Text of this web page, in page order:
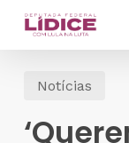
Skip
contentNotícias